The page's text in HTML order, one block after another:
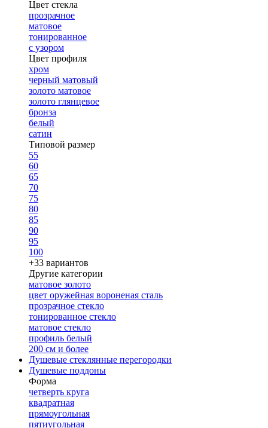
Цвет стекла
прозрачное
матовое
тонированное
с узором
Цвет профиля
хром
черный матовый
золото матовое
золото глянцевое
бронза
белый
сатин
Типовой размер
55
60
65
70
75
80
85
90
95
100
+33 вариантов
Другие категории
матовое золото
цвет оружейная вороненая сталь
прозрачное стекло
тонированное стекло
матовое стекло
профиль белый
200 см и более
Душевые стеклянные перегородки
Душевые поддоны
Форма
четверть круга
квадратная
прямоугольная
пятиугольная